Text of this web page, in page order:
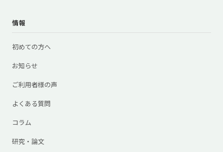
情報
初めての方へ
お知らせ
ご利用者様の声
よくある質問
コラム
研究・論文